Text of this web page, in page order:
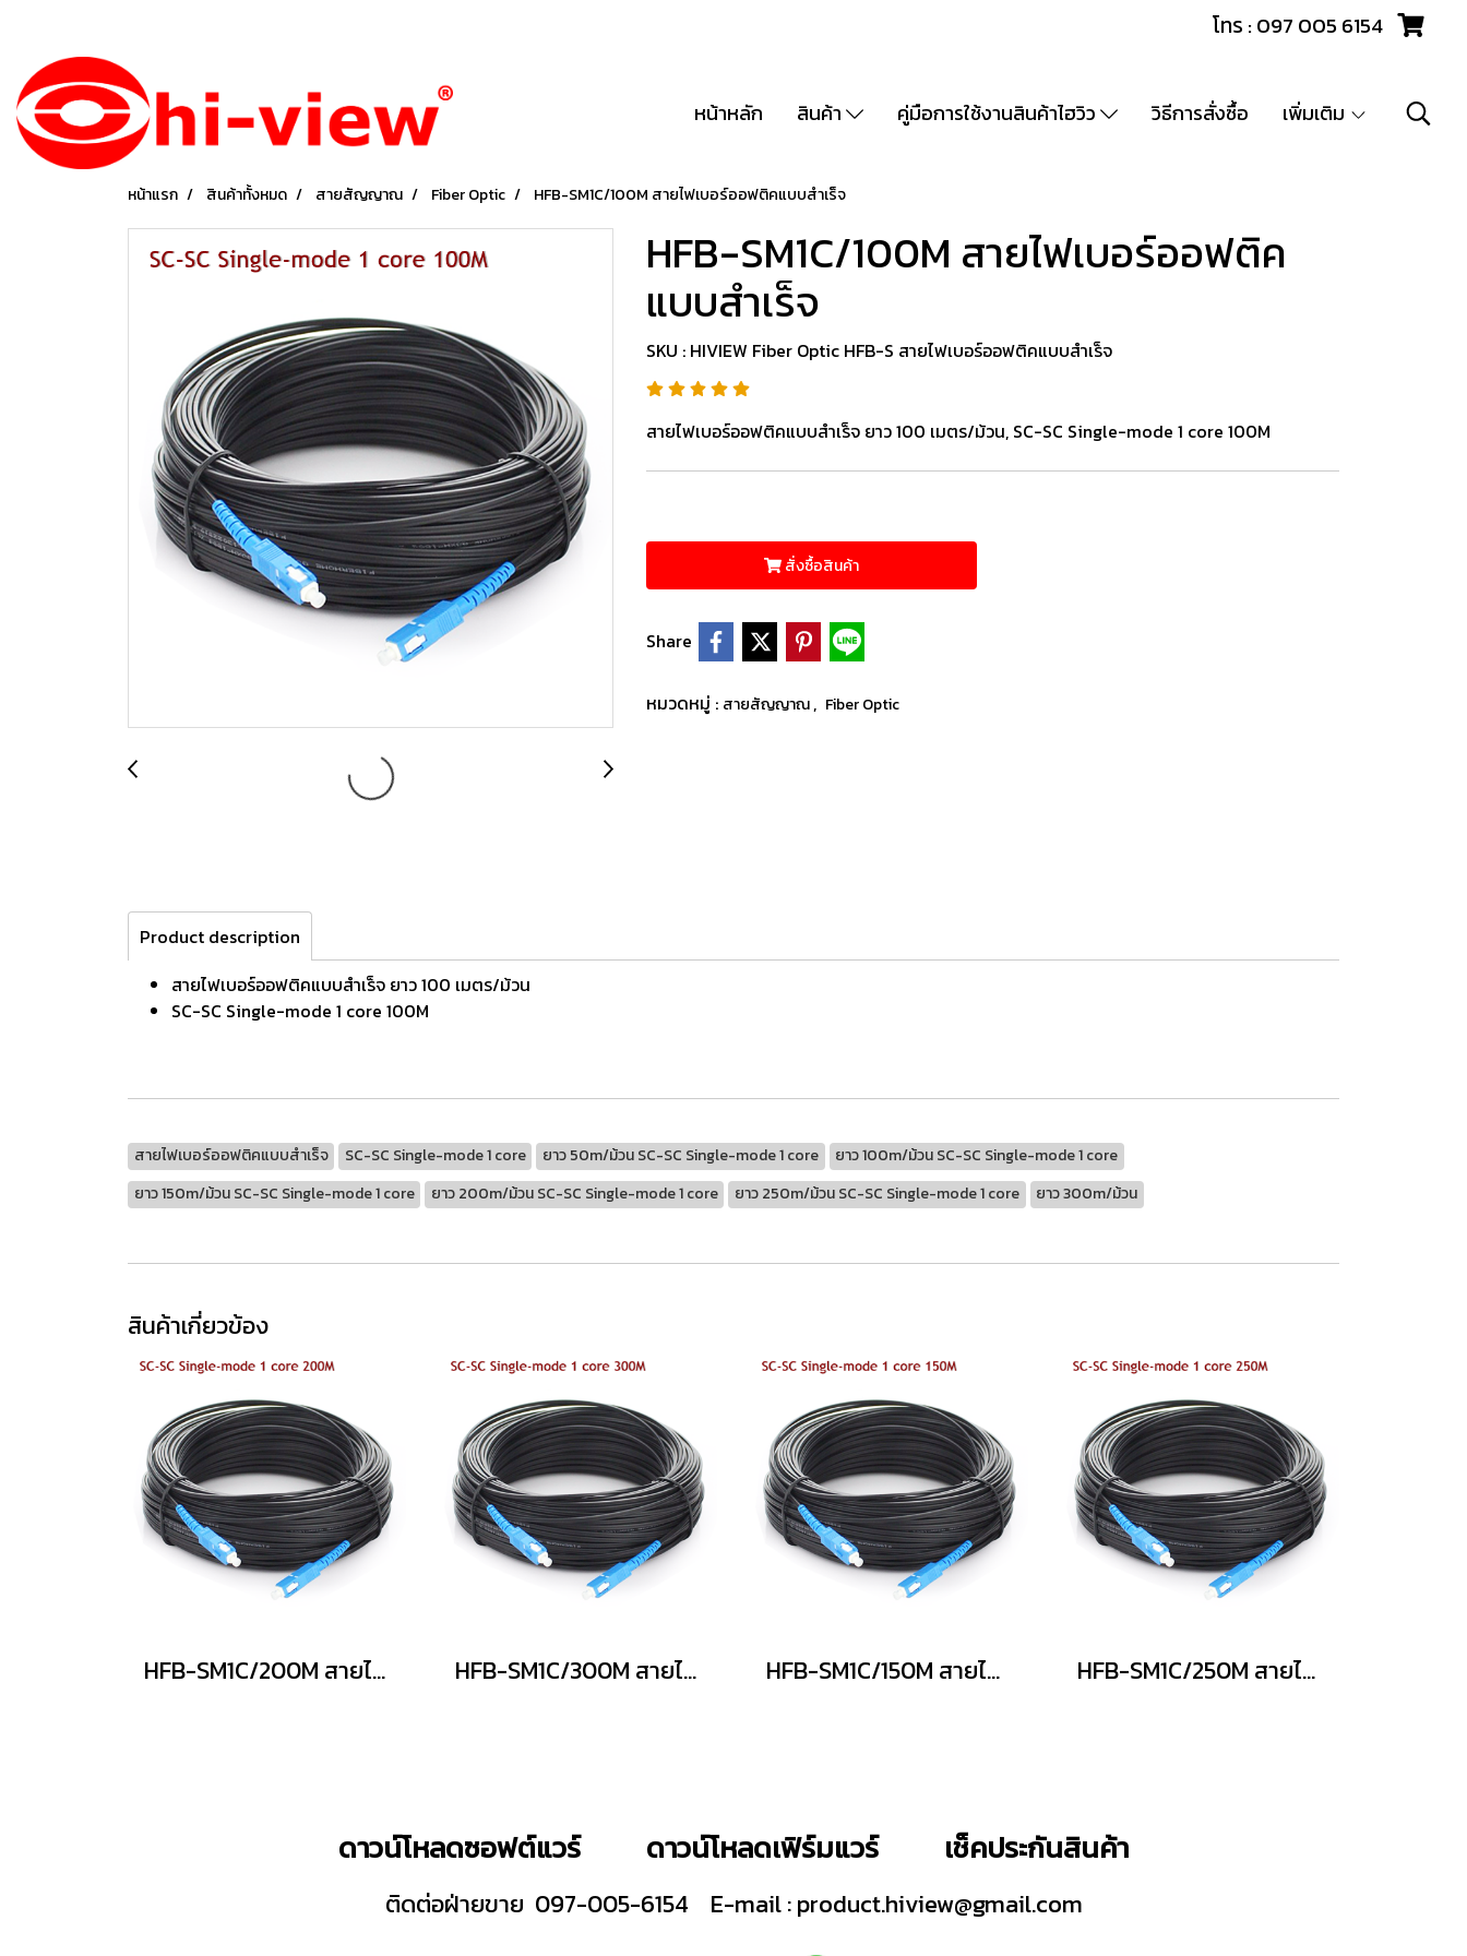
โทร : 097 005 6154
หน้าหลัก สินค้า คู่มือการใช้งานสินค้าไฮวิว วิธีการสั่งซื้อ เพิ่มเติม
หน้าแรก สินค้าทั้งหมด สายสัญญาณ Fiber Optic HFB-SM1C/100M สายไฟเบอร์ออฟติคแบบสำเร็จ
HFB-SM1C/100M สายไฟเบอร์ออฟติค
แบบสำเร็จ
SKU : HIVIEW Fiber Optic HFB-S สายไฟเบอร์ออฟติคแบบสำเร็จ
สายไฟเบอร์ออฟติคแบบสำเร็จ ยาว 100 เมตร/ม้วน, SC-SC Single-mode 1 core 100M
สั่งซื้อสินค้า
Share
หมวดหมู่ : สายสัญญาณ, Fiber Optic
Product description
สายไฟเบอร์ออฟติคแบบสำเร็จ ยาว 100 เมตร/ม้วน
SC-SC Single-mode 1 core 100M
สายไฟเบอร์ออฟติคแบบสำเร็จ SC-SC Single-mode 1 core ยาว 50m/ม้วน SC-SC Single-mode 1 core
ยาว 100m/ม้วน SC-SC Single-mode 1 core
ยาว 150m/ม้วน SC-SC Single-mode 1 core
ยาว 200m/ม้วน SC-SC Single-mode 1 core ยาว 250m/ม้วน SC-SC Single-mode 1 core ยาว 300m/ม้วน
สินค้าเกี่ยวข้อง
HFB-SM1C/200M สายไฟเบอร์ออฟติคแบบสำเร็จ HFB-SM1C/300M สายไฟเบอร์ออฟติคแบบสำเร็จ HFB-SM1C/150M สายไฟเบอร์ออฟติคแบบสำเร็จ HFB-SM1C/250M สายไฟเบอร์ออฟติคแบบสำเร็จ
ดาวน์โหลดซอฟต์แวร์ ดาวน์โหลดเฟิร์มแวร์ เช็คประกันสินค้า
ติดต่อฝ่ายขาย 097-005-6154 E-mail :product.hiview@gmail.com